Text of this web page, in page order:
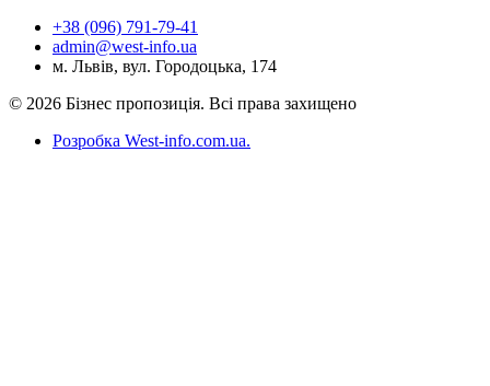
+38 (096) 791-79-41
admin@west-info.ua
м. Львів, вул. Городоцька, 174
© 2026 Бізнес пропозиція. Всі права захищено
Розробка West-info.com.ua.